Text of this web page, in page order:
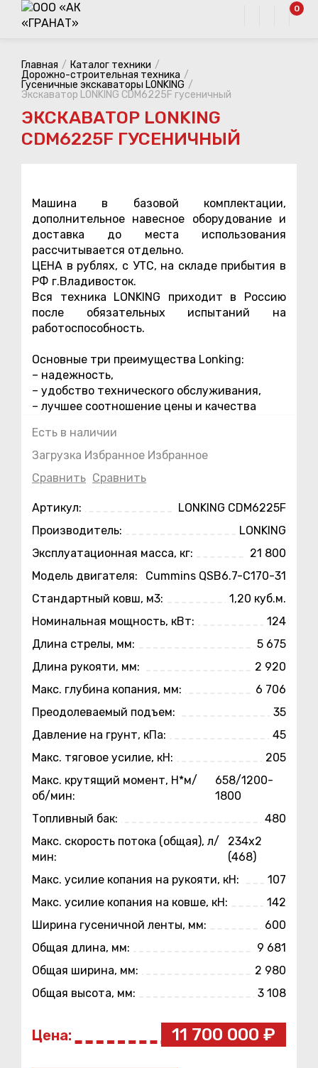
0
Главная
Каталог техники
Дорожно-строительная техника
Гусеничные экскаваторы LONKING
Экскаватор LONKING CDM6225F гусеничный
ЭКСКАВАТОР LONKING
CDM6225F ГУСЕНИЧНЫЙ
Машина в базовой комплектации,
дополнительное навесное оборудование и
доставка до места использования
рассчитывается отдельно.
ЦЕНА в рублях, с УТС, на складе прибытия в
РФ г.Владивосток.
Вся техника LONKING приходит в Россию
после обязательных испытаний на
работоспособность.
Основные три преимущества Lonking:
– надежность,
– удобство технического обслуживания,
– лучшее соотношение цены и качества
Есть в наличии
Загрузка Избранное Избранное
Сравнить Сравнить
Артикул:
LONKING CDM6225F
Производитель:
LONKING
Эксплуатационная масса, кг:
21 800
Модель двигателя:
Cummins QSB6.7-C170-31
Стандартный ковш, м3:
1,20 куб.м.
Номинальная мощность, кВт:
124
Длина стрелы, мм:
5 675
Длина рукояти, мм:
2 920
Макс. глубина копания, мм:
6 706
Преодолеваемый подъем:
35
Давление на грунт, кПа:
45
Макс. тяговое усилие, кН:
205
Макс. крутящий момент, Н*м/
об/мин:
658/1200-
1800
Топливный бак:
480
Макс. скорость потока (общая), л/
мин:
234х2
(468)
Макс. усилие копания на рукояти, кН:
107
Макс. усилие копания на ковше, кН:
142
Ширина гусеничной ленты, мм:
600
Общая длина, мм:
9 681
Общая ширина, мм:
2 980
Общая высота, мм:
3 108
Цена: 11 700 000 ₽